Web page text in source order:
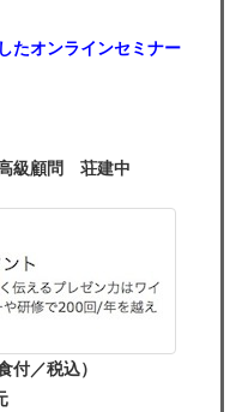
たオンラインセミナー
級顧問 荘建中
付／税込）